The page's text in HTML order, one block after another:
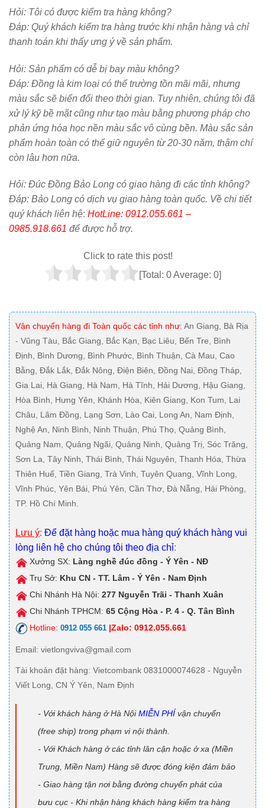
Hỏi: Tôi có được kiểm tra hàng không?
Đáp: Quý khách kiểm tra hàng trước khi nhận hàng và chỉ
thanh toán khi thấy ưng ý về sản phẩm.
Hỏi: Sản phẩm có dễ bị bay màu không?
Đáp: Đồng là kim loại có thể trường tồn mãi mãi, nhưng
màu sắc sẽ biến đổi theo thời gian. Tuy nhiên, chúng tôi đã
xử lý kỹ bề mặt cũng như tạo màu bằng phương pháp cho
phản ứng hóa học nền màu sắc vô cùng bền. Màu sắc sản
phẩm hoàn toàn có thể giữ nguyên từ 20-30 năm, thậm chí
còn lâu hơn nữa.
Hỏi: Đúc Đồng Bảo Long có giao hàng đi các tỉnh không?
Đáp: Bảo Long có dịch vụ giao hàng toàn quốc. Về chi tiết
quý khách liên hệ: HotLine: 0912.055.661 –
0985.918.661 để được hỗ trợ.
Click to rate this post!
[Total: 0Average: 0]
Vận chuyển hàng đi Toàn quốc các tỉnh như: An Giang, Bà Rịa
- Vũng Tàu, Bắc Giang, Bắc Kạn, Bạc Liêu, Bến Tre, Bình
Định, Bình Dương, Bình Phước, Bình Thuận, Cà Mau, Cao
Bằng, Đắk Lắk, Đắk Nông, Điện Biên, Đồng Nai, Đồng Tháp,
Gia Lai, Hà Giang, Hà Nam, Hà Tĩnh, Hải Dương, Hậu Giang,
Hòa Bình, Hưng Yên, Khánh Hòa, Kiên Giang, Kon Tum, Lai
Châu, Lâm Đồng, Lạng Sơn, Lào Cai, Long An, Nam Định,
Nghệ An, Ninh Bình, Ninh Thuận, Phú Thọ, Quảng Bình,
Quảng Nam, Quảng Ngãi, Quảng Ninh, Quảng Trị, Sóc Trăng,
Sơn La, Tây Ninh, Thái Bình, Thái Nguyên, Thanh Hóa, Thừa
Thiên Huế, Tiền Giang, Trà Vinh, Tuyên Quang, Vĩnh Long,
Vĩnh Phúc, Yên Bái, Phú Yên, Cần Thơ, Đà Nẵng, Hải Phòng,
TP. Hồ Chí Minh.
Lưu ý: Để đặt hàng hoặc mua hàng quý khách hàng vui
lòng liên hệ cho chúng tôi theo địa chỉ:
Xưởng SX: Làng nghề đúc đồng - Ý Yên - NĐ
Trụ Sở: Khu CN - TT. Lâm - Ý Yên - Nam Định
Chi Nhánh Hà Nội: 277 Nguyễn Trãi - Thanh Xuân
Chi Nhánh TPHCM: 65 Cộng Hòa - P. 4 - Q. Tân Bình
Hotline: 0912 055 661 |Zalo: 0912.055.661
Email: vietlongviva@gmail.com
Tài khoản đặt hàng: Vietcombank 0831000074628 - Nguyễn
Viết Long, CN Ý Yên, Nam Định
- Với khách hàng ở Hà NộiMIỄN PHÍ vận chuyển
(free ship) trong phạm vi nội thành.
- Với Khách hàng ở các tỉnh lân cận hoặc ở xa (Miền
Trung, Miền Nam) Hàng sẽ được đóng kiện đảm bảo
- Giao hàng tận nơi bằng đường chuyển phát của
bưu cục - Khi nhận hàng khách hàng kiểm tra hàng